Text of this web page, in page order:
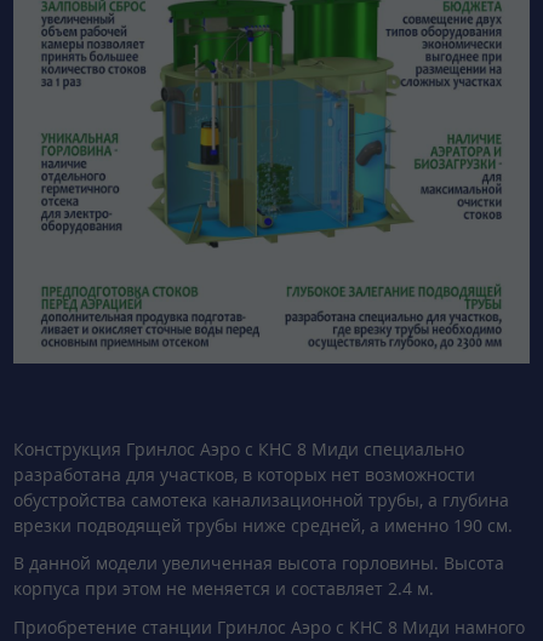
Конструкция Гринлос Аэро с КНС 8 Миди специально
разработана для участков, в которых нет возможности
обустройства самотека канализационной трубы, а глубина
врезки подводящей трубы ниже средней, а именно 190 см.
В данной модели увеличенная высота горловины. Высота
корпуса при этом не меняется и составляет 2.4 м.
Приобретение станции Гринлос Аэро с КНС 8 Миди намного